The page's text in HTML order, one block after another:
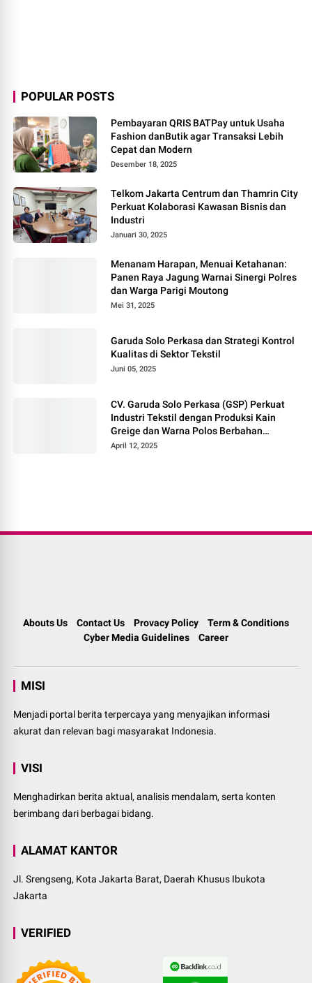
POPULAR POSTS
Pembayaran QRIS BATPay untuk Usaha
Fashion danButik agar Transaksi Lebih
Cepat dan Modern
Desember 18, 2025
Telkom Jakarta Centrum dan Thamrin City
Perkuat Kolaborasi Kawasan Bisnis dan
Industri
Januari 30, 2025
Menanam Harapan, Menuai Ketahanan:
Panen Raya Jagung Warnai Sinergi Polres
dan Warga Parigi Moutong
Mei 31, 2025
Garuda Solo Perkasa dan Strategi Kontrol
Kualitas di Sektor Tekstil
Juni 05, 2025
CV. Garuda Solo Perkasa (GSP) Perkuat
Industri Tekstil dengan Produksi Kain
Greige dan Warna Polos Berbahan
Tetoron Rayon
April 12, 2025
Abouts Us Contact Us Provacy Policy
Term & Conditions
Cyber Media Guidelines
Career
MISI
Menjadi portal berita terpercaya yang menyajikan informasi
akurat dan relevan bagi masyarakat Indonesia.
VISI
Menghadirkan berita aktual, analisis mendalam, serta konten
berimbang dari berbagai bidang.
ALAMAT KANTOR
Jl. Srengseng, Kota Jakarta Barat, Daerah Khusus Ibukota
Jakarta
VERIFIED